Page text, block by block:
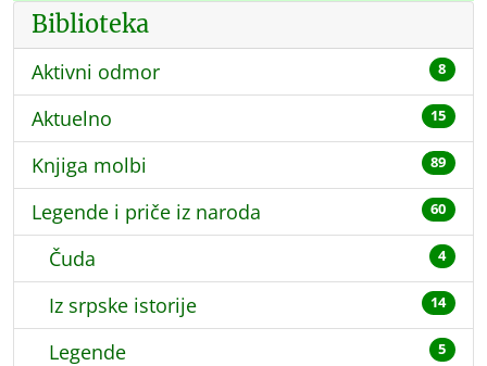
Biblioteka
Aktivni odmor 8
Aktuelno 15
Knjiga molbi 89
Legende i priče iz naroda 60
Čuda 4
Iz srpske istorije 14
Legende 5